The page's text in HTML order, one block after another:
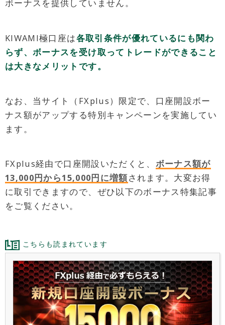
ボーナスを提供していません。
KIWAMI極口座は各取引条件が優れているにも関わ
らず、ボーナスを受け取ってトレードができること
は大きなメリットです。
なお、当サイト（FXplus）限定で、口座開設ボー
ナス額がアップする特別キャンペーンを実施してい
ます。
FXplus経由で口座開設いただくと、 ボーナス額が
13,000円から15,000円に増額されます。大変お得
に取引できますので、ぜひ以下のボーナス特集記事
をご覧ください。
こちらも読まれています